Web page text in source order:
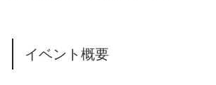
イベント概要